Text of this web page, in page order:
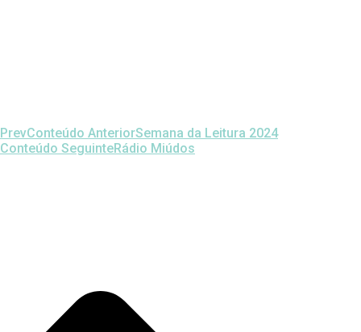
PrevConteúdo AnteriorSemana da Leitura 2024
Conteúdo SeguinteRádio Miúdos